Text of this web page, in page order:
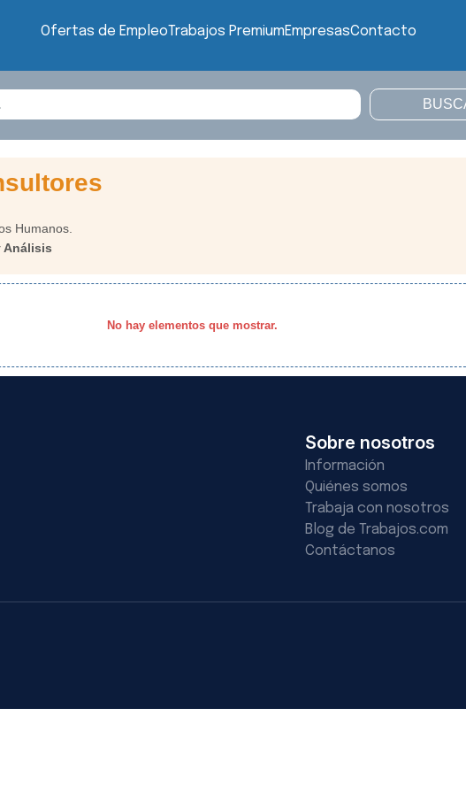
Ofertas de EmpleoTrabajos PremiumEmpresasContacto
Humanos.
Análisis
No hay elementos que mostrar.
Sobre nosotros
Información
Quiénes somos
Trabaja con nosotros
Blog de Trabajos.com
Contáctanos